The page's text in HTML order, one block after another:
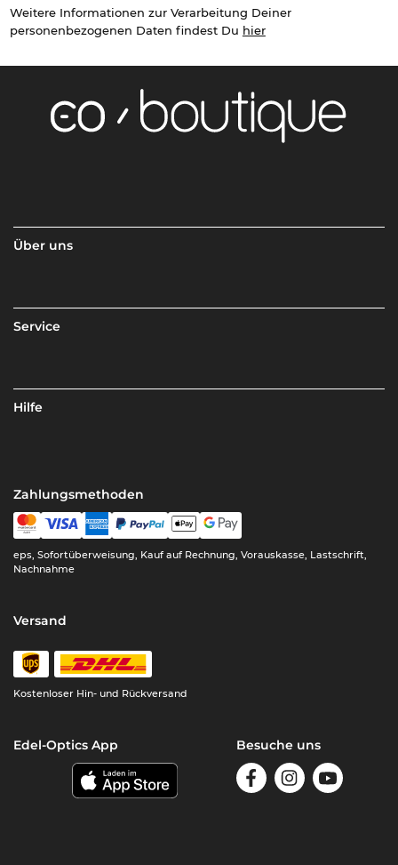
Weitere Informationen zur Verarbeitung Deiner
personenbezogenen Daten findest Du hier
Über uns
Service
Hilfe
Zahlungsmethoden
eps, Sofortüberweisung, Kauf auf Rechnung, Vorauskasse, Lastschrift,
Nachnahme
Versand
Kostenloser Hin- und Rückversand
Edel-Optics App Besuche uns